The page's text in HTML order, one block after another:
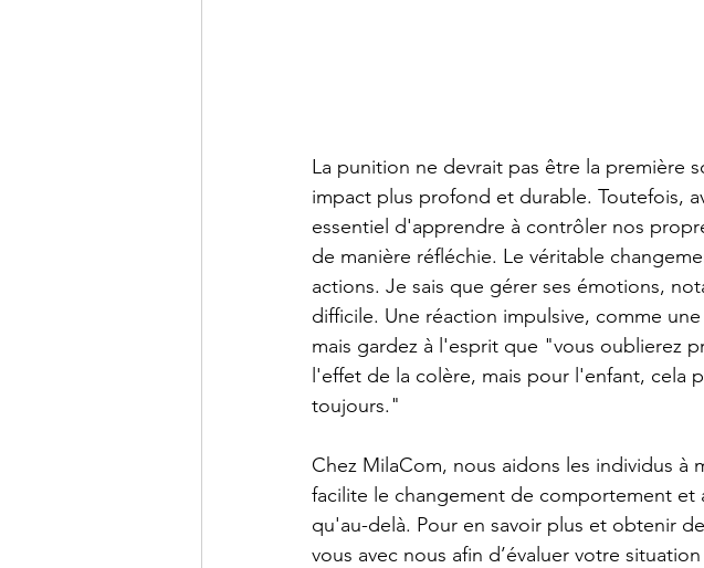
La punition ne devrait pas être la première
impact plus profond et durable. Toutefois,
essentiel d'apprendre à contrôler nos
de manière réfléchie. Le véritable
actions. Je sais que gérer ses émotions,
difficile. Une réaction impulsive, comme
mais gardez à l'esprit que "vous oublierez
l'effet de la colère, mais pour l'enfant, cela
toujours."
Chez MilaCom, nous aidons les individus
facilite le changement de comportement et
qu'au-delà. Pour en savoir plus et obtenir
vous avec nous afin d’évaluer votre